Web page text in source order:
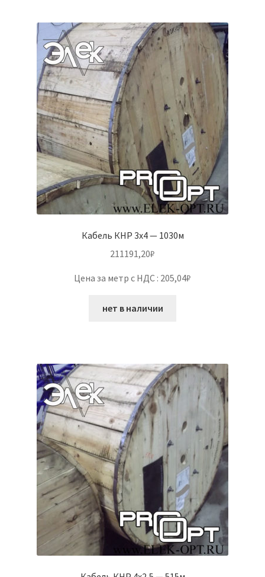
Кабель КНР 3х4 — 1030м
211191,20₽
Цена за метр с НДС : 205,04₽
нет в наличии